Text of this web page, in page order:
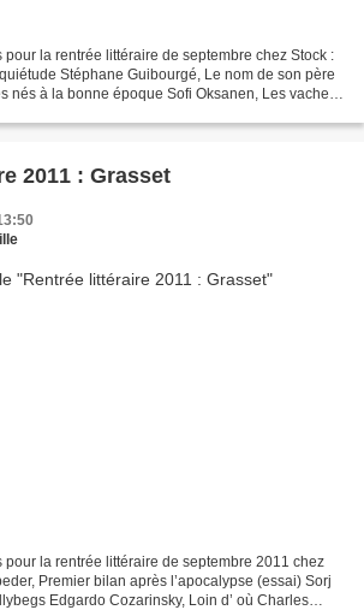
pour la rentrée littéraire de septembre chez Stock :
Stéphane Guibourgé, Le nom de son père
nés à la bonne époque Sofi Oksanen, Les vaches
2011 : Grasset
pour la rentrée littéraire de septembre 2011 chez
Premier bilan après l’apocalypse (essai) Sorj
Edgardo Cozarinsky, Loin d’ où Charles